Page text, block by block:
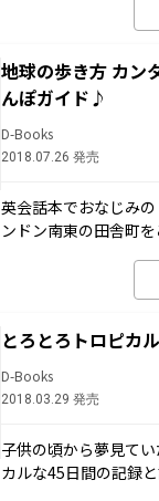
地球の歩き方 カン
んぽガイド♪
D-Books
2018.07.26 発売
英会話本でおなじみ
ンドン南東の田舎町を
とろとろトロピ
D-Books
2018.03.29 発売
子供の頃から夢見て
カルな45日間の記録と